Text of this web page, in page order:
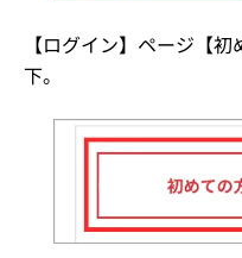
【ログイン】ページ【
下。